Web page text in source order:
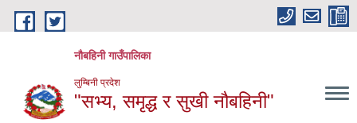
Skip to main content
नौबहिनी गाउँपालिका
लुम्बिनी प्रदेश
"सभ्य, समृद्ध र सुखी नौबहिनी"